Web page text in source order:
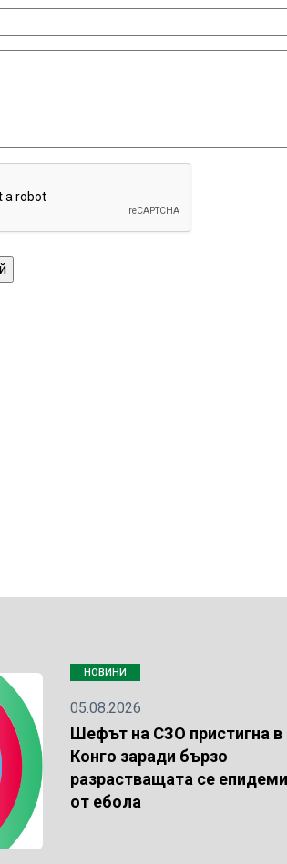
НОВИНИ
05.08.2026
Шефът на СЗО пристигна в
Конго заради бързо
разрастващата се
от ебола